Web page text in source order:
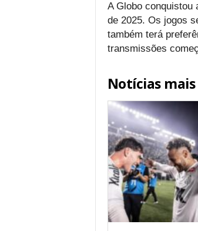
A Globo conquistou
de 2025. Os jogos
também terá
transmissões
Notícias